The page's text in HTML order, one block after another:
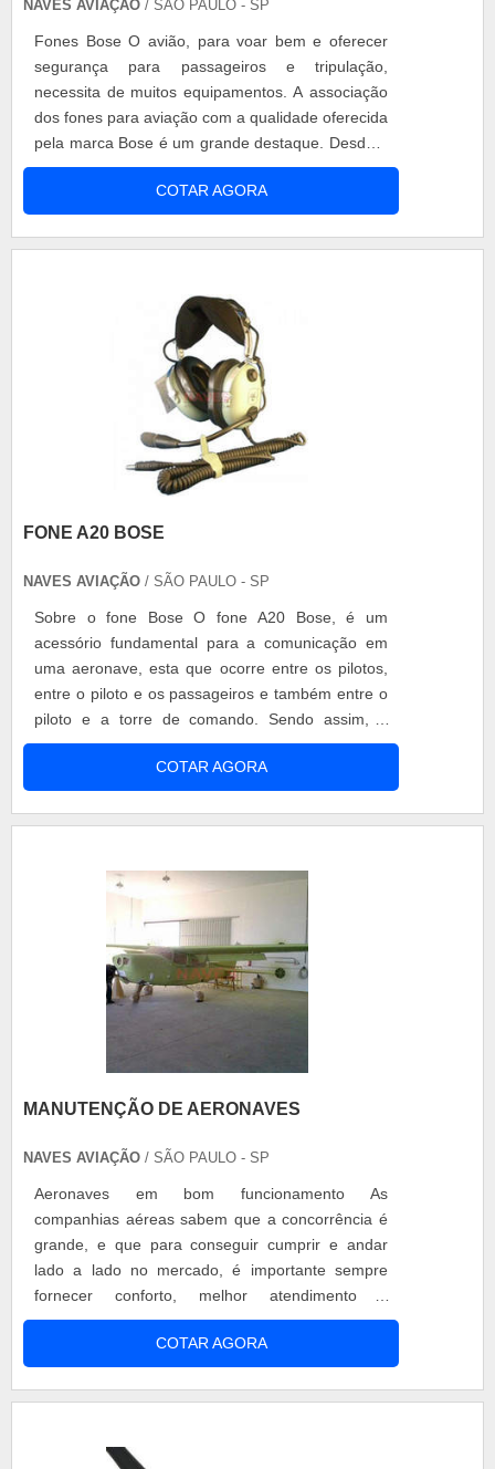
NAVES AVIAÇÃO / SÃO PAULO - SP
Fones Bose O avião, para voar bem e oferecer
segurança para passageiros e tripulação,
necessita de muitos equipamentos. A associação
dos fones para aviação com a qualidade oferecida
pela marca Bose é um grande destaque. Desde o
primeiro fone para aviação que produziram, já
saíram na frente. Hoje, os fones da Bose são os
preferidos pela maior parte dos pilotos. O fone
COTAR AGORA
FONE A20 BOSE
NAVES AVIAÇÃO / SÃO PAULO - SP
Sobre o fone Bose O fone A20 Bose, é um
acessório fundamental para a comunicação em
uma aeronave, esta que ocorre entre os pilotos,
entre o piloto e os passageiros e também entre o
piloto e a torre de comando. Sendo assim, é
importante adquirir um produto de qualidade, e
não há marca e produto melhor que o fone A20
Bose para dar significado a palavra qualidade.
COTAR AGORA
MANUTENÇÃO DE AERONAVES
NAVES AVIAÇÃO / SÃO PAULO - SP
Aeronaves em bom funcionamento As
companhias aéreas sabem que a concorrência é
grande, e que para conseguir cumprir e andar
lado a lado no mercado, é importante sempre
fornecer conforto, melhor atendimento e
aeronaves de qualidade aos seus clientes. Com o
passar do tempo, a manutenção de aeronaves se
faz importante para que o funcionamento continue
momentos de vi.
COTAR AGORA